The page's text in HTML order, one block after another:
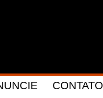
CONTATO